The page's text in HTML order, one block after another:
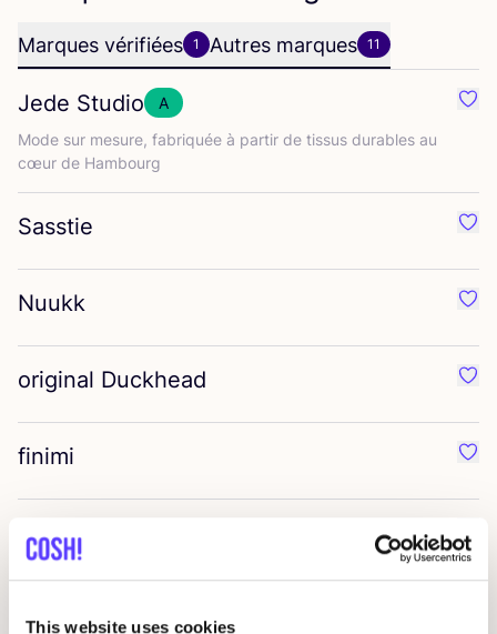
This website uses cookies
Marques vérifiées 1 Autres marques 11
Jede Studio
A
Mode sur mesure, fabri­quée à par­tir de tis­sus durables au
cœur de Hambourg
Sasstie
Nuukk
original Duckhead
finimi
MARI &